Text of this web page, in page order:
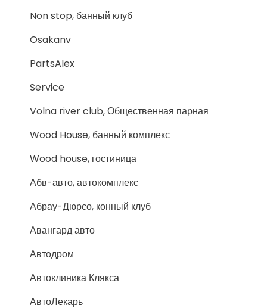
Non stop, банный клуб
Osakanv
PartsAlex
Service
Volna river club, Общественная парная
Wood House, банный комплекс
Wood house, гостиница
Абв-авто, автокомплекс
Абрау-Дюрсо, конный клуб
Авангард авто
Автодром
Автоклиника Клякса
АвтоЛекарь